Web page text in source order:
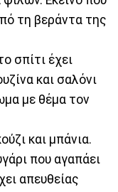
τη βεράντα της
σπίτι έχει
και σαλόνι
με θέμα τον
και μπάνια.
που αγαπάει
απευθείας